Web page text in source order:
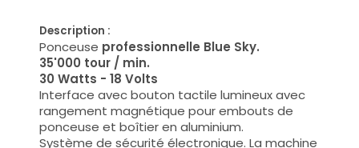
Description :
Ponceuse professionnelle Blue Sky.
35'000 tour / min.
30 Watts - 18 Volts
Interface avec bouton tactile lumineux avec
rangement magnétique pour embouts de
ponceuse et boîtier en aluminium.
Système de sécurité électronique. La machine